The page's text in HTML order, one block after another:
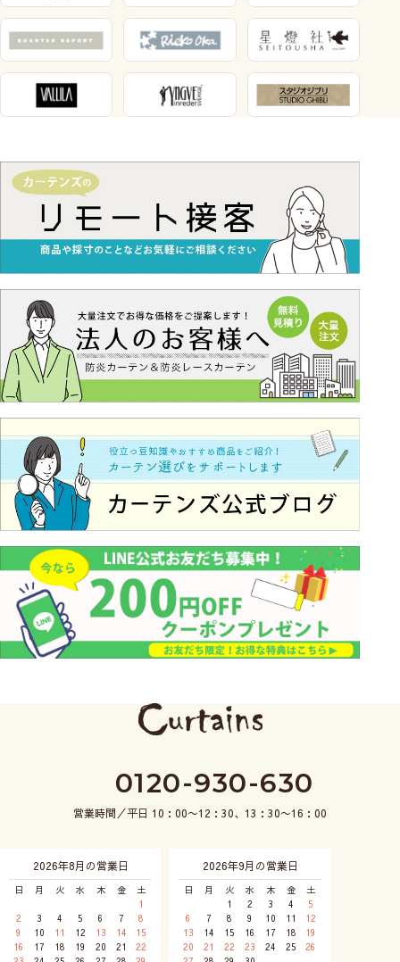
0120-930-630
営業時間／平日 10：00〜12：30、13：30〜16：00
2026年8月の営業日
日 月 火 水 木 金
土
1
2
3 4 5 6 7
8
9
10 11 12 13 14
15
16
17 18 19 20 21
22
2026年9月の営業日
日 月 火 水 木 金
土
1
2 3 4
5
6
7 8 9 10 11
12
13
14 15 16 17 18
19
20
21 22 23 24 25
26